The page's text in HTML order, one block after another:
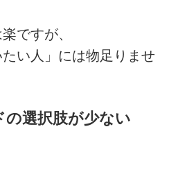
ですが、
たい人」には物足りませ
選択肢が少ない